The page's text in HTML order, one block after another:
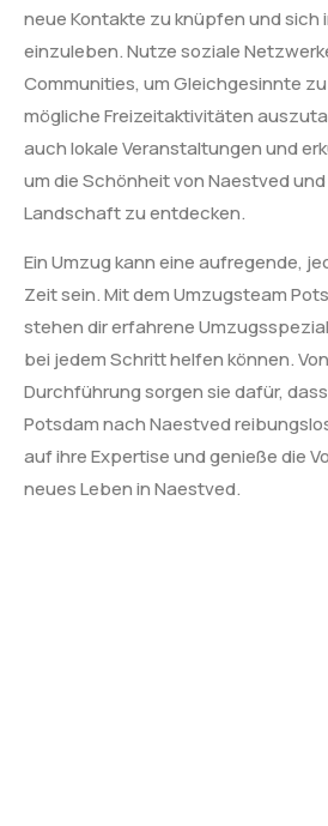
neue Kontakte zu knüpfen und sich
einzuleben. Nutze soziale
Communities, um Gleichgesinnte
mögliche Freizeitaktivitäten
auch lokale Veranstaltungen und
um die Schönheit von Naestved
Landschaft zu entdecken.
Ein Umzug kann eine aufregende,
Zeit sein. Mit dem Umzugsteam
stehen dir erfahrene
bei jedem Schritt helfen können.
Durchführung sorgen sie dafür,
Potsdam nach Naestved
auf ihre Expertise und genieße die
neues Leben in Naestved.